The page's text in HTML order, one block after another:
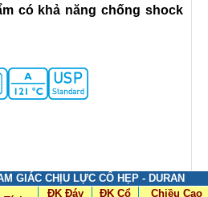
có khả năng chống shock
GIÁC CHỊU LỰC CỔ HẸP - DURAN
ĐK Đáy ĐK Cổ Chiều Cao